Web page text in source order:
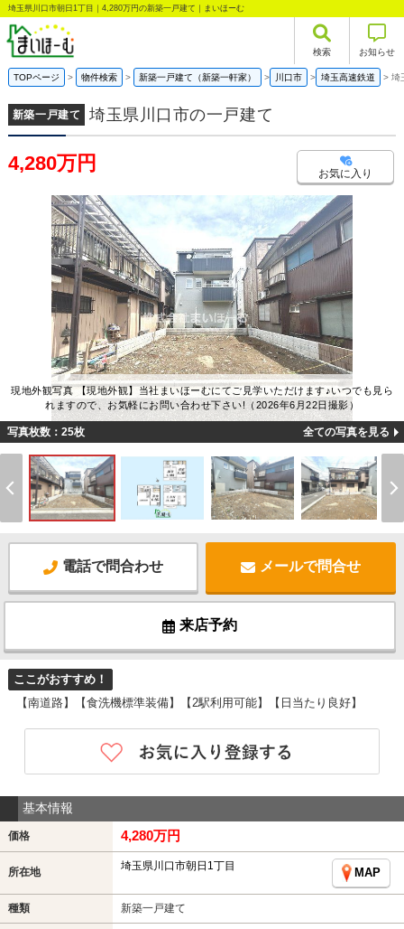
埼玉県川口市朝日1丁目｜4,280万円の新築一戸建て｜まいほーむ
検索 お知らせ
TOPページ 物件検索 新築一戸建て（新築一軒家） 川口市 埼玉高速鉄道 埼
新築一戸建て 埼玉県川口市の一戸建て
4,280万円 お気に入り
現地外観写真 【現地外観】当社まいほーむにてご見学いただけます♪いつでも見ら
れますので、お気軽にお問い合わせ下さい!（2026年6月22日撮影）
写真枚数：25枚 全ての写真を見る
電話で問合わせ メールで問合せ
来店予約
ここがおすすめ！
【南道路】【食洗機標準装備】【2駅利用可能】【日当たり良好】
基本情報
価格 4,280万円
所在地 埼玉県川口市朝日1丁目
MAP
種類 新築一戸建て